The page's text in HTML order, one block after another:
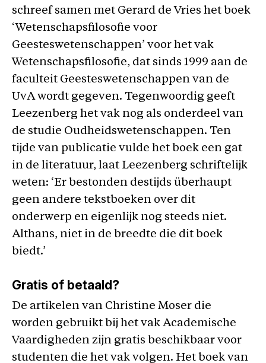
schreef samen met Gerard de Vries het boek
‘Wetenschapsfilosofie voor
Geesteswetenschappen’ voor het vak
Wetenschapsfilosofie, dat sinds 1999 aan de
faculteit Geesteswetenschappen van de
UvA wordt gegeven. Tegenwoordig geeft
Leezenberg het vak nog als onderdeel van
de studie Oudheidswetenschappen. Ten
tijde van publicatie vulde het boek een gat
in de literatuur, laat Leezenberg schriftelijk
weten: ‘Er bestonden destijds überhaupt
geen andere tekstboeken over dit
onderwerp en eigenlijk nog steeds niet.
Althans, niet in de breedte die dit boek
biedt.’
Gratis of betaald?
De artikelen van Christine Moser die
worden gebruikt bij het vak Academische
Vaardigheden zijn gratis beschikbaar voor
studenten die het vak volgen. Het boek van